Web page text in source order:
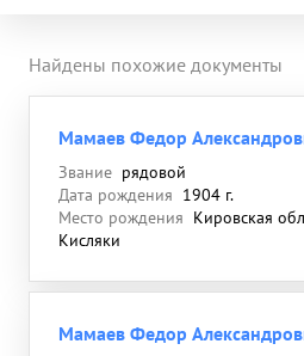
Найдены похожие документы
Мамаев Федор
Звание рядовой
Дата рождения 1904 г.
Место рождения Кировская
Кисляки
Мамаев Федор